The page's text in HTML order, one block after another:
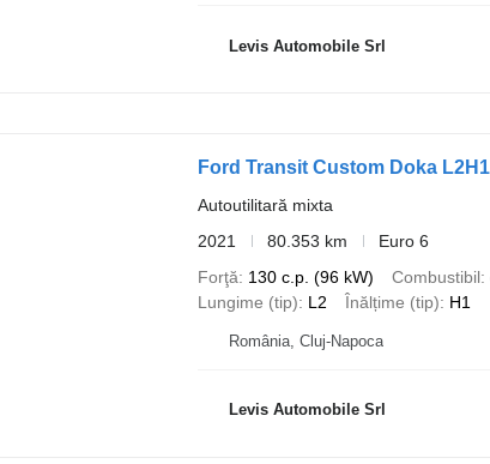
Levis Automobile Srl
Ford Transit Custom Doka L2H1
Autoutilitară mixta
2021
80.353 km
Euro 6
Forţă
130 c.p. (96 kW) Combustibil
Lungime (tip)
L2 Înălțime (tip) H1
România, Cluj-Napoca
Levis Automobile Srl